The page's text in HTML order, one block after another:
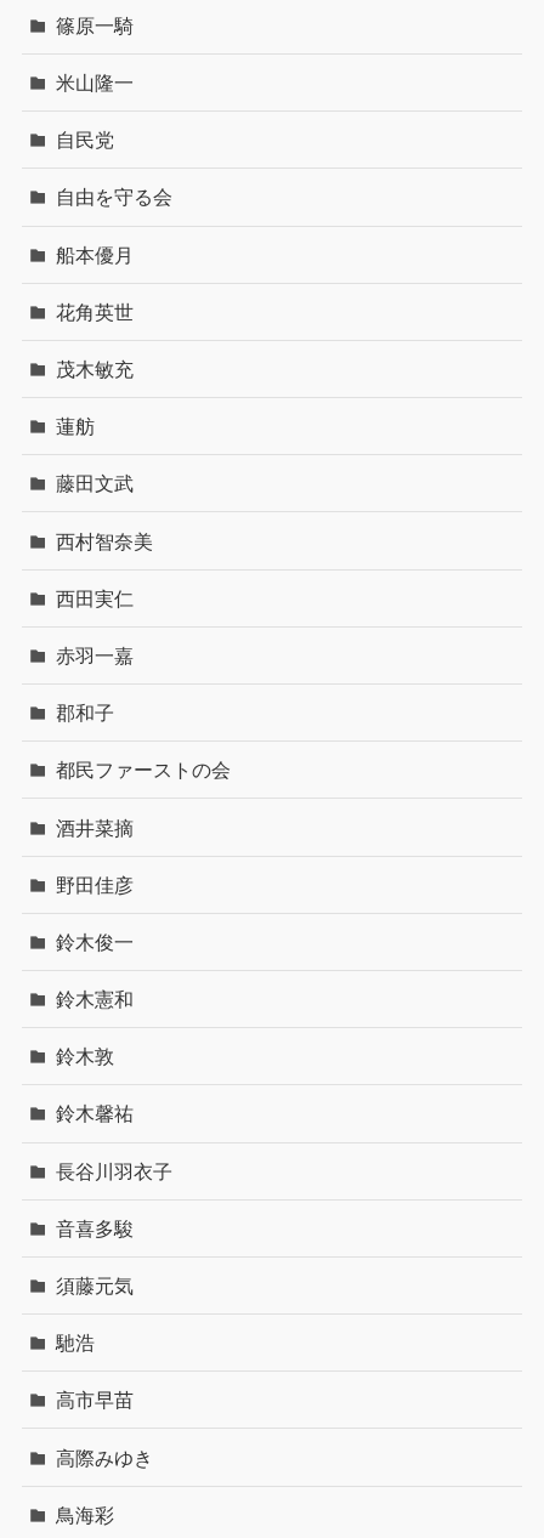
篠原一騎
米山隆一
自民党
自由を守る会
船本優月
花角英世
茂木敏充
蓮舫
藤田文武
西村智奈美
西田実仁
赤羽一嘉
郡和子
都民ファーストの会
酒井菜摘
野田佳彦
鈴木俊一
鈴木憲和
鈴木敦
鈴木馨祐
長谷川羽衣子
音喜多駿
須藤元気
馳浩
高市早苗
高際みゆき
鳥海彩